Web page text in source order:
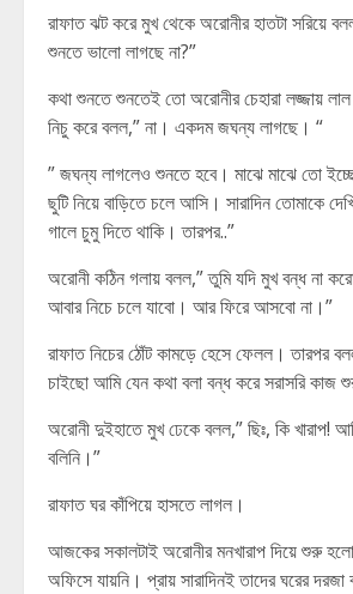
রাফাত ঝট করে মুখ থেকে অরোনীর হাতটা সরিয়ে
শুনতে ভালো লাগছে না?”
কথা শুনতে শুনতেই তো অরোনীর চেহারা লজ্জায়
নিচু করে বলল,” না। একদম জঘন্য লাগছে। “
” জঘন্য লাগলেও শুনতে হবে। মাঝে মাঝে তো
ছুটি নিয়ে বাড়িতে চলে আসি। সারাদিন তোমাকে
গালে চুমু দিতে থাকি। তারপর..”
অরোনী কঠিন গলায় বলল,” তুমি যদি মুখ বন্ধ না
আবার নিচে চলে যাবো। আর ফিরে আসবো না।”
রাফাত নিচের ঠোঁট কামড়ে হেসে ফেলল। তারপর
চাইছো আমি যেন কথা বলা বন্ধ করে সরাসরি কাজ
অরোনী দুইহাতে মুখ ঢেকে বলল,” ছিঃ, কি খারাপ!
বলিনি।”
রাফাত ঘর কাঁপিয়ে হাসতে লাগল।
আজকের সকালটাই অরোনীর মনখারাপ দিয়ে শুরু
অফিসে যায়নি। প্রায় সারাদিনই তাদের ঘরের